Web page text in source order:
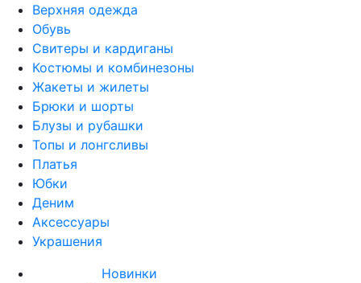
Верхняя одежда
Обувь
Свитеры и кардиганы
Костюмы и комбинезоны
Жакеты и жилеты
Брюки и шорты
Блузы и рубашки
Топы и лонгсливы
Платья
Юбки
Деним
Аксессуары
Украшения
Новинки